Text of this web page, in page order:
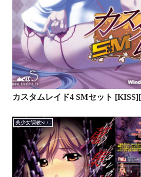
カスタムレイド4 SMセット
美少女調教SLG